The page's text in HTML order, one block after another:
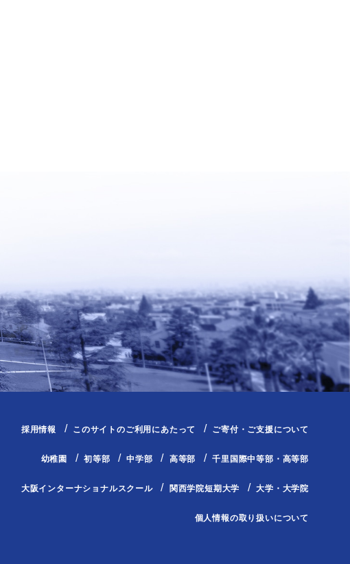
採用情報 このサイトのご利用にあたって ご寄付・ご支援について
幼稚園 初等部 中学部 高等部 千里国際中等部・高等部
大阪インターナショナルスクール 関西学院短期大学 大学・大学院
個人情報の取り扱いについて